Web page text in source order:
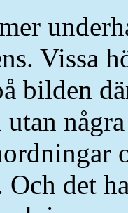
Vissa
bilden
Och det